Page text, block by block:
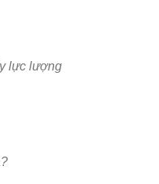
lực lượng